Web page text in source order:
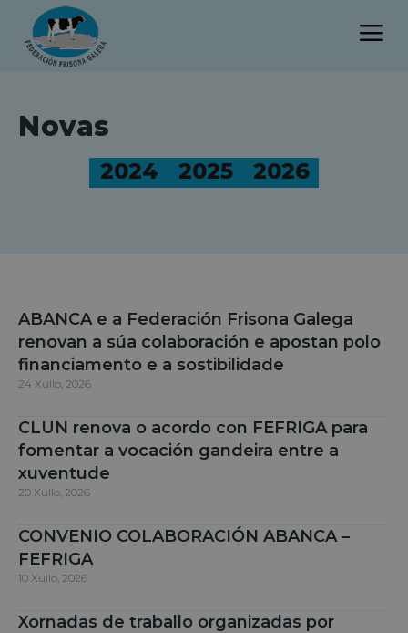
Novas
2024 2025 2026
ABANCA e a Federación Frisona Galega
renovan a súa colaboración e apostan polo
financiamento e a sostibilidade
24 Xullo, 2026
CLUN renova o acordo con FEFRIGA para
fomentar a vocación gandeira entre a
xuventude
20 Xullo, 2026
CONVENIO COLABORACIÓN ABANCA –
FEFRIGA
10 Xullo, 2026
Xornadas de traballo organizadas por